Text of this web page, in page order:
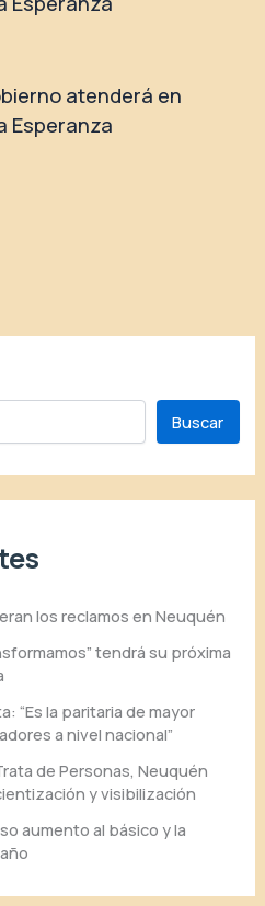
atenderá en
Esperanza
Buscar
los reclamos en Neuquén
tendrá su próxima
“Es la paritaria de mayor
a nivel nacional”
de Personas, Neuquén
y visibilización
aumento al básico y la